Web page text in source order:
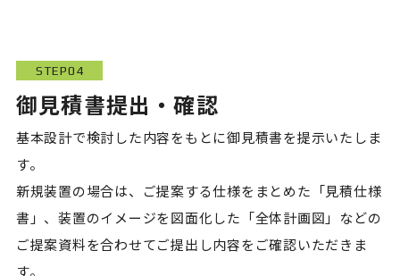
STEP04
御見積書提出・確認
基本設計で検討した内容をもとに御見積書を提示いたしま
す。
新規装置の場合は、ご提案する仕様をまとめた「見積仕様
書」、装置のイメージを図面化した「全体計画図」などの
ご提案資料を合わせてご提出し内容をご確認いただきま
す。